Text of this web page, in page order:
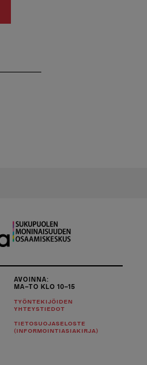
AVOINNA:
MA–TO KLO 10–15
TYÖNTEKIJÖIDEN
YHTEYSTIEDOT
TIETOSUOJASELOSTE
(INFORMOINTIASIAKIRJA)